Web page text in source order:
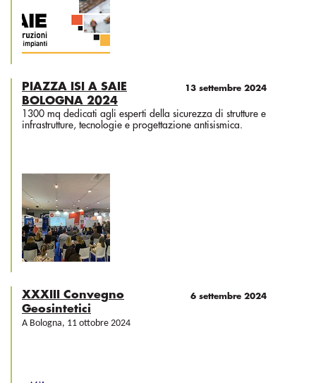
13 settembre 2024
PIAZZA ISI A SAIE
BOLOGNA 2024
1300 mq dedicati agli esperti della sicurezza di strutture e
infrastrutture, tecnologie e progettazione antisismica.
6 settembre 2024
XXXIII Convegno
Geosintetici
A Bologna, 11 ottobre 2024